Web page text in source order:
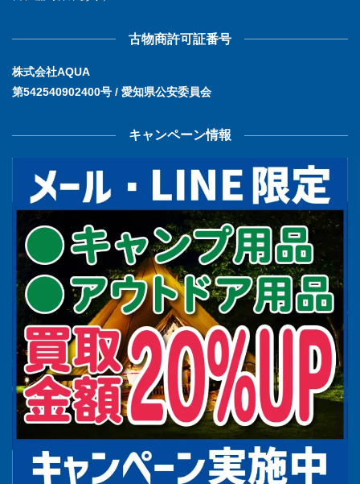
古物商許可証番号
株式会社AQUA
第542540902400号 / 愛知県公安委員会
キャンペーン情報